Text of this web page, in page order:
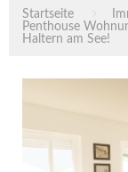
Startseite
Penthouse
Haltern am See!